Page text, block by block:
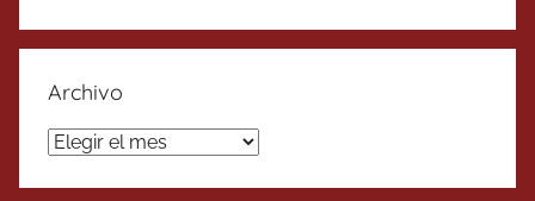
Archivo
Archivo